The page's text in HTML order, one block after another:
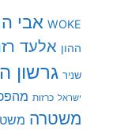
WOKE אבי
ההון אלעד
שניר גרשון
ישראל כרזות
משטרה